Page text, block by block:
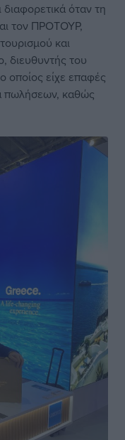
όταν τη
τον ΠΡΟΤΟΥΡ,
και
διευθυντής του
οποίος είχε επαφές
πωλήσεων, καθώς